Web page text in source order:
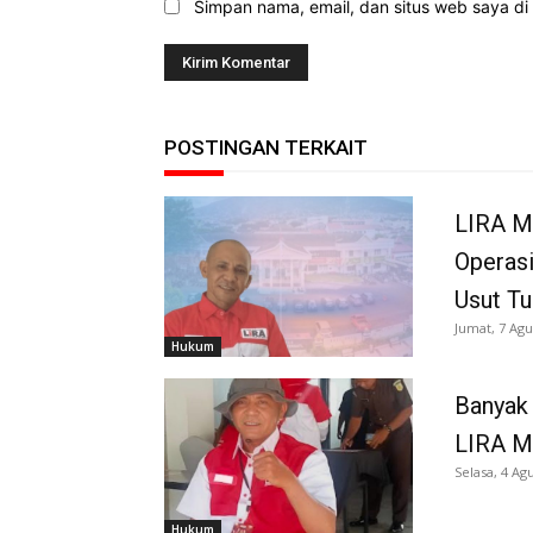
Simpan nama, email, dan situs web saya
POSTINGAN TERKAIT
Hukum
LIRA
Usut
Jumat, 7
Hukum
LIRA
Selasa, 4